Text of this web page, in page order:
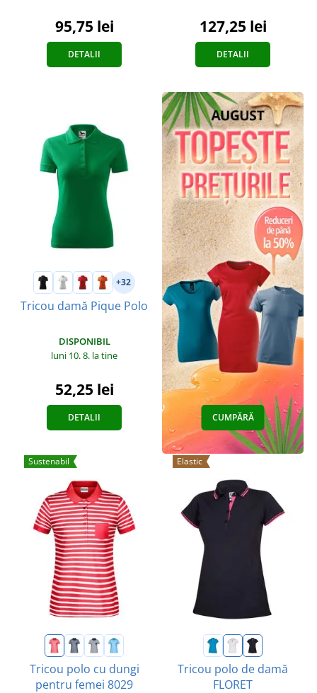
95,75 lei
DETALII
127,25 lei
DETALII
+32
Tricou damă Pique Polo
DISPONIBIL
luni 10. 8. la tine
52,25 lei
DETALII CUMPĂRĂ
Sustenabil
Tricou polo cu dungi
pentru femei 8029
Elastic
Tricou polo de damă
FLORET